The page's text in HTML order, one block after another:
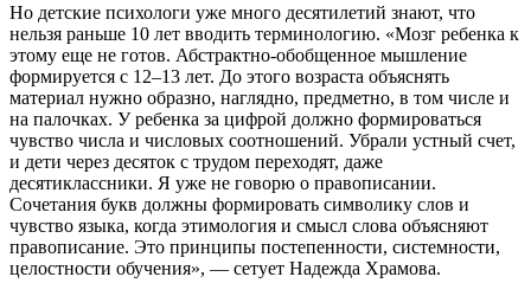
Но детские психологи уже много десятилетий знают, что
нельзя раньше 10 лет вводить терминологию. «Мозг ребенка к
этому еще не готов. Абстрактно-обобщенное мышление
формируется с 12–13 лет. До этого возраста объяснять
материал нужно образно, наглядно, предметно, в том числе и
на палочках. У ребенка за цифрой должно формироваться
чувство числа и числовых соотношений. Убрали устный счет,
и дети через десяток с трудом переходят, даже
десятиклассники. Я уже не говорю о правописании.
Сочетания букв должны формировать символику слов и
чувство языка, когда этимология и смысл слова объясняют
правописание. Это принципы постепенности, системности,
целостности обучения», — сетует Надежда Храмова.